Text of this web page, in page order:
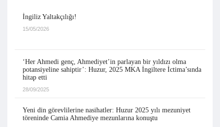
İngiliz Yaltakçılığı!
15/05/2026
‘Her Ahmedi genç, Ahmediyet’in parlayan bir yıldızı olma
potansiyeline sahiptir’: Huzur, 2025 MKA İngiltere İctima’sında
hitap etti
28/09/2025
Yeni din görevlilerine nasihatler: Huzur 2025 yılı mezuniyet
töreninde Camia Ahmediye mezunlarına konuştu